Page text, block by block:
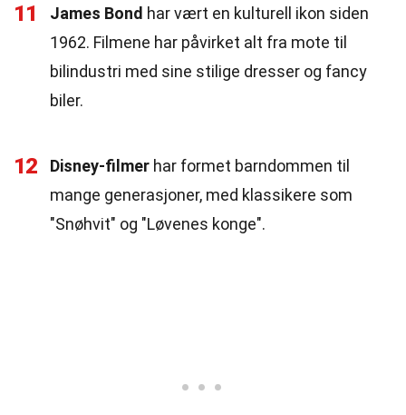
11 James Bond har vært en kulturell ikon siden
1962. Filmene har påvirket alt fra mote til
bilindustri med sine stilige dresser og fancy
biler.
12 Disney-filmer har formet barndommen til
mange generasjoner, med klassikere som
"Snøhvit" og "Løvenes konge".